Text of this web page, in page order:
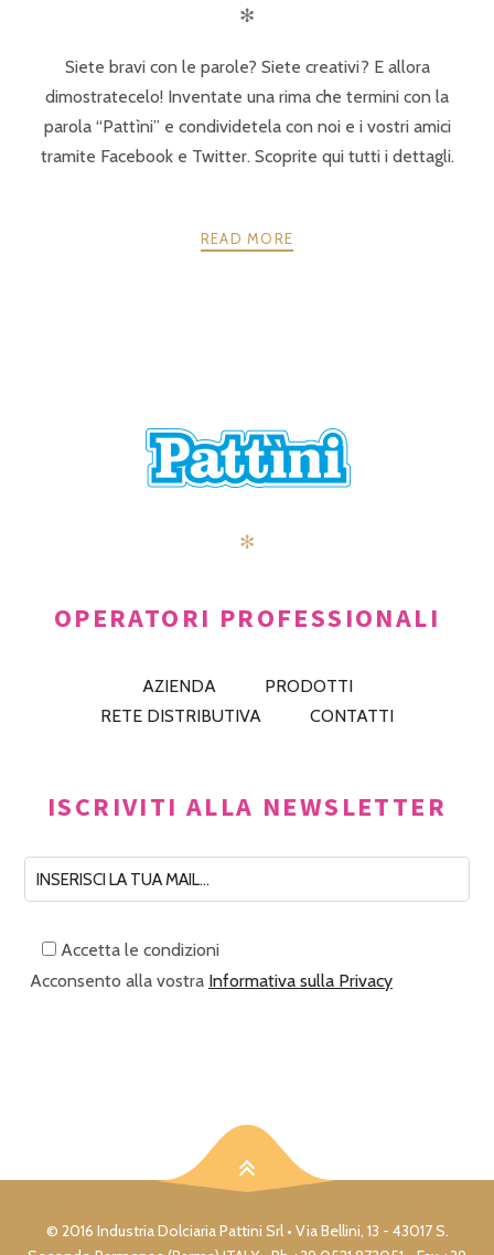
✻
Siete bravi con le parole? Siete creativi? E allora
dimostratecelo! Inventate una rima che termini con la
parola “Pattìni” e condividetela con noi e i vostri amici
tramite Facebook e Twitter. Scoprite qui tutti i dettagli.
READ MORE
✻
OPERATORI PROFESSIONALI
AZIENDA
PRODOTTI
RETE DISTRIBUTIVA
CONTATTI
ISCRIVITI ALLA NEWSLETTER
Accetta le condizioni
Acconsento alla vostra Informativa sulla Privacy
© 2016 Industria Dolciaria Pattini Srl • Via Bellini, 13 - 43017 S.